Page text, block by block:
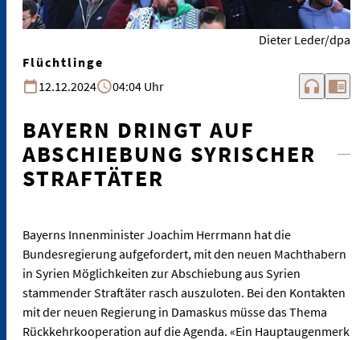
Dieter Leder/dpa
Flüchtlinge
12.12.2024
04:04 Uhr headphones chrome_reader_mode
BAYERN DRINGT AUF
ABSCHIEBUNG SYRISCHER
STRAFTÄTER
Bayerns Innenminister Joachim Herrmann hat die
Bundesregierung aufgefordert, mit den neuen Machthabern
in Syrien Möglichkeiten zur Abschiebung aus Syrien
stammender Straftäter rasch auszuloten. Bei den Kontakten
mit der neuen Regierung in Damaskus müsse das Thema
Rückkehrkooperation auf die Agenda. «Ein Hauptaugenmerk